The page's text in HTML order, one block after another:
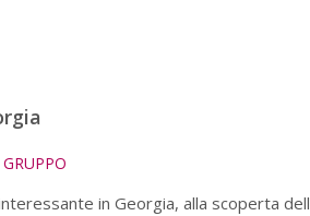
in Georgia, alla scoperta